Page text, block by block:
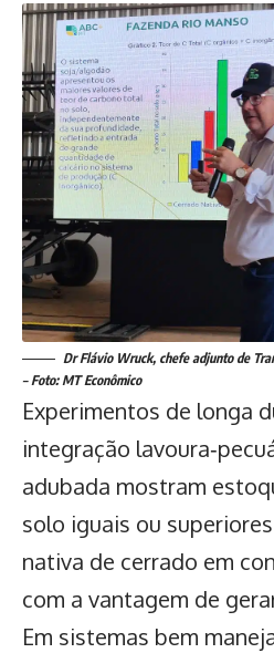
Dr Flávio Wruck, chefe adjunto de
– Foto: MT Econômico
Experimentos de longa
integração
adubada mostram
solo iguais ou
nativa de cerrado em
com a vantagem de
Em sistemas bem